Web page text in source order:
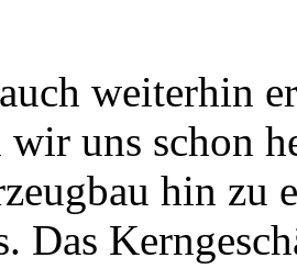
weiterhin
uns schon
hin zu
Das